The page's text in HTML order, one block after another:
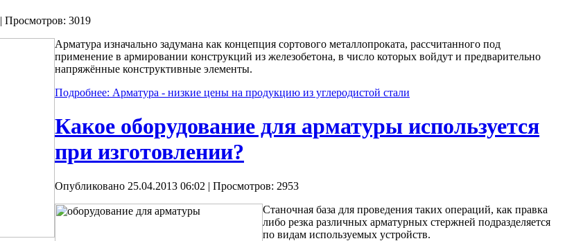
| Просмотров: 3019
Арматура изначально задумана как концепция сортового металлопроката, рассчитанного под
применение в армировании конструкций из железобетона, в число которых войдут и предварительно
напряжённые конструктивные элементы.
Подробнее: Арматура - низкие цены на продукцию из углеродистой стали
Какое оборудование для арматуры используется
при изготовлении?
Опубликовано 25.04.2013 06:02 | Просмотров: 2953
Станочная база для проведения таких операций, как правка
либо резка различных арматурных стержней подразделяется
по видам используемых устройств.